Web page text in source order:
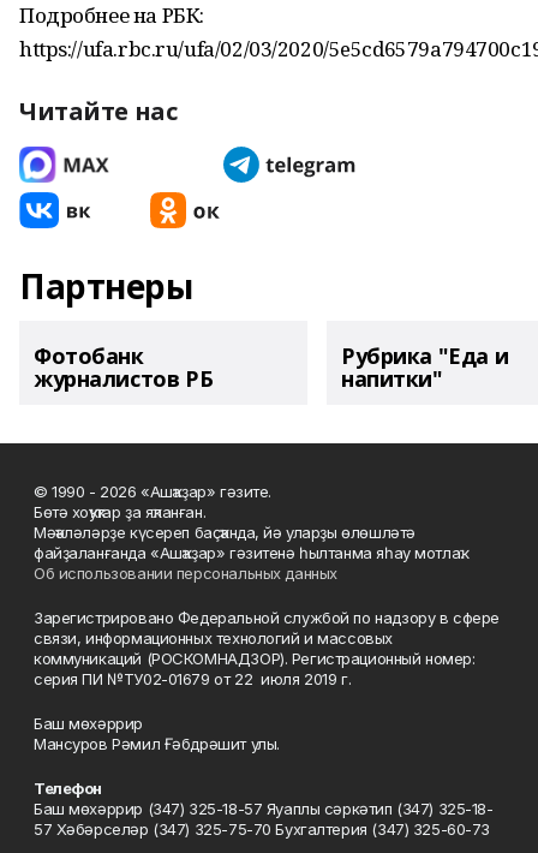
Подробнее на РБК:
https://ufa.rbc.ru/ufa/02/03/2020/
Читайте нас
Партнеры
Фотобанк
журналистов РБ
Рубрика "Еда и
напитки"
© 1990 - 2026 «Ашҡаҙар» гәзите.
Бөтә хоҡуҡтар ҙа яҡланған.
Мәҡәләләрҙе күсереп баҫҡанда, йә уларҙы өлөшләтә
файҙаланғанда «Ашҡаҙар» гәзитенә һылтанма яһау мотлаҡ.
Об использовании персональных данных
Зарегистрировано Федеральной службой по надзору в сфере
связи, информационных технологий и массовых
коммуникаций (РОСКОМНАДЗОР). Регистрационный номер:
серия ПИ №ТУ02-01679 от 22 июля 2019 г.
Баш мөхәррир
Мансуров Рәмил Ғәбдрәшит улы.
Телефон
Баш мөхәррир (347) 325-18-57 Яуаплы сәркәтип (347) 325-18-
57 Хәбәрселәр (347) 325-75-70 Бухгалтерия (347) 325-60-73